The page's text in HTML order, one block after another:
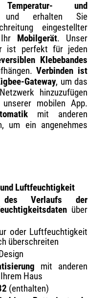
Temperatur- und
erhalten Sie
eingestellter
Mobilgerät. Unser
ist perfekt für jeden
Klebebandes
Verbinden ist
Gateway, um das
hinzuzufügen
mobilen App.
mit anderen
um ein angenehmes
Luftfeuchtigkeit
des Verlaufs der
über
oder Luftfeuchtigkeit
überschreiten
Design
mit anderen
Haus
(enthalten)